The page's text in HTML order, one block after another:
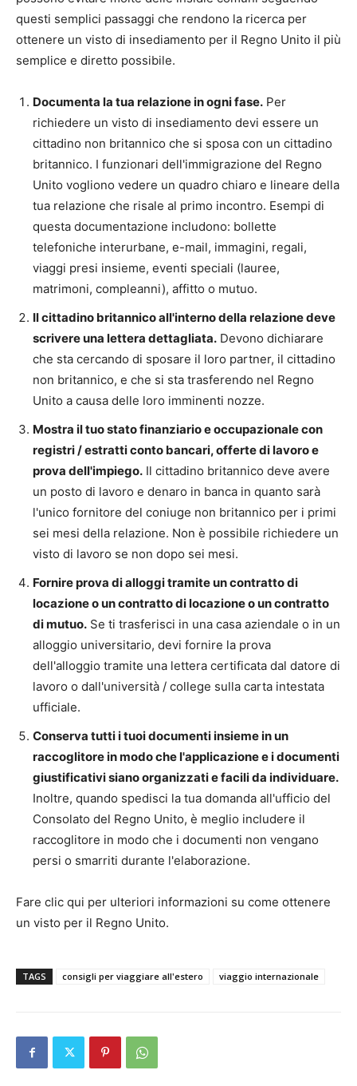
questi semplici passaggi che rendono la ricerca per
ottenere un visto di insediamento per il Regno Unito il più
semplice e diretto possibile.
Documenta la tua relazione in ogni fase. Per
richiedere un visto di insediamento devi essere un
cittadino non britannico che si sposa con un cittadino
britannico. I funzionari dell'immigrazione del Regno
Unito vogliono vedere un quadro chiaro e lineare della
tua relazione che risale al primo incontro. Esempi di
questa documentazione includono: bollette
telefoniche interurbane, e-mail, immagini, regali,
viaggi presi insieme, eventi speciali (lauree,
matrimoni, compleanni), affitto o mutuo.
Il cittadino britannico all'interno della relazione deve
scrivere una lettera dettagliata. Devono dichiarare
che sta cercando di sposare il loro partner, il cittadino
non britannico, e che si sta trasferendo nel Regno
Unito a causa delle loro imminenti nozze.
Mostra il tuo stato finanziario e occupazionale con
registri / estratti conto bancari, offerte di lavoro e
prova dell'impiego. Il cittadino britannico deve avere
un posto di lavoro e denaro in banca in quanto sarà
l'unico fornitore del coniuge non britannico per i primi
sei mesi della relazione. Non è possibile richiedere un
visto di lavoro se non dopo sei mesi.
Fornire prova di alloggi tramite un contratto di
locazione o un contratto di locazione o un contratto
di mutuo. Se ti trasferisci in una casa aziendale o in un
alloggio universitario, devi fornire la prova
dell'alloggio tramite una lettera certificata dal datore di
lavoro o dall'università / college sulla carta intestata
ufficiale.
Conserva tutti i tuoi documenti insieme in un
raccoglitore in modo che l'applicazione e i documenti
giustificativi siano organizzati e facili da individuare.
Inoltre, quando spedisci la tua domanda all'ufficio del
Consolato del Regno Unito, è meglio includere il
raccoglitore in modo che i documenti non vengano
persi o smarriti durante l'elaborazione.
Fare clic qui per ulteriori informazioni su come ottenere
un visto per il Regno Unito.
TAGS consigli per viaggiare all'estero viaggio internazionale